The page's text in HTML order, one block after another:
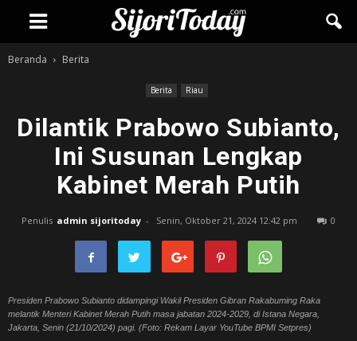
Beranda Berita
Berita Riau
Dilantik Prabowo Subianto,
Ini Susunan Lengkap
Kabinet Merah Putih
Penulis admin sijoritoday - Senin, Oktober 21, 2024 12:42 pm 0
Presiden Prabowo Subianto didampingi Wakil Presiden Gibran Rakabuming Raka
melantik Menteri Kabinet Merah Putih masa jabatan 2024-2029, di Istana Negara,
Jakarta, Senin (21/10/2024) pagi. (Foto: Rekam Layar YouTube BPMI Setpres)